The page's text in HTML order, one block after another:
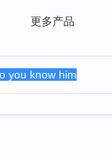
更多产品